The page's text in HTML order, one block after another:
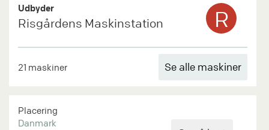
Udbyder
Risgårdens Maskinstation R
21 maskiner Se alle maskiner
Placering
Danmark